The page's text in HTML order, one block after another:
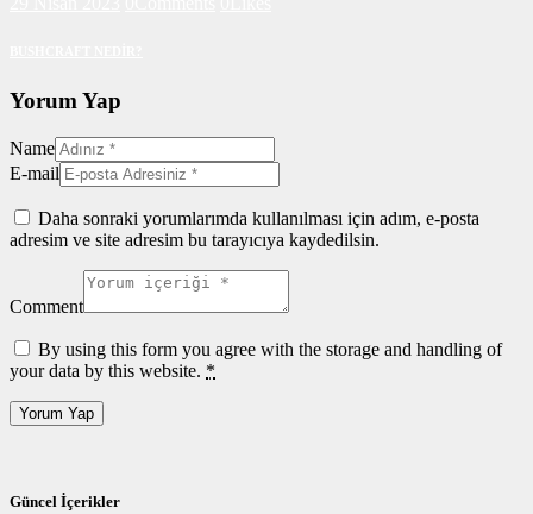
Yorum Yap
Name
E-mail
Daha sonraki yorumlarımda kullanılması için adım, e-posta
adresim ve site adresim bu tarayıcıya kaydedilsin.
Comment
By using this form you agree with the storage and handling of
your data by this website. *
Güncel İçerikler